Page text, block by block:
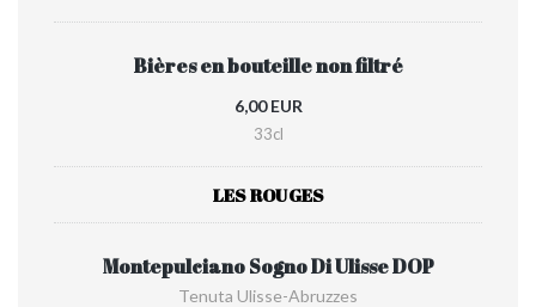
Bières en bouteille non filtré
6,00 EUR
33cl
LES ROUGES
Montepulciano Sogno Di Ulisse DOP
Tenuta Ulisse-Abruzzes